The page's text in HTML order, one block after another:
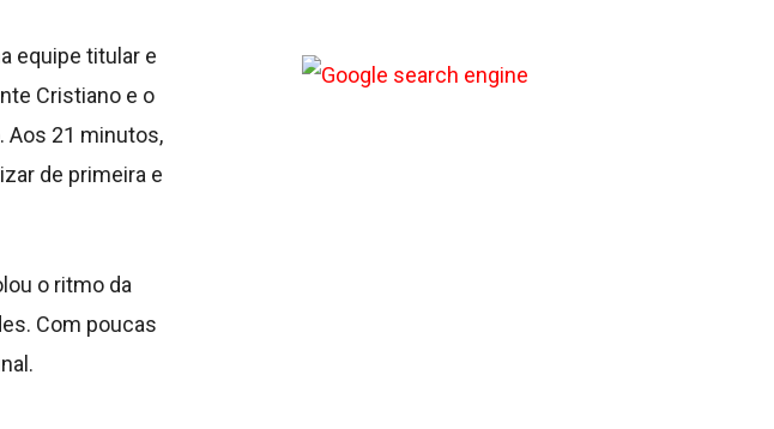
equipe titular e
Cristiano e o
Aos 21 minutos,
de primeira e
o ritmo da
Com poucas